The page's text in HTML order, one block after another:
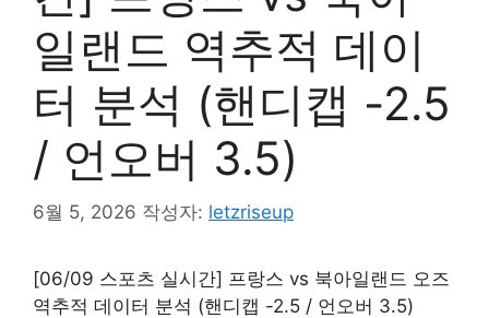
일랜드 역추적 데이
터 분석 (핸디캡 -2.5
/ 언오버 3.5)
6월 5, 2026 작성자: letzriseup
[06/09 스포츠 실시간] 프랑스 vs 북아일랜드 오즈
역추적 데이터 분석 (핸디캡 -2.5 / 언오버 3.5)